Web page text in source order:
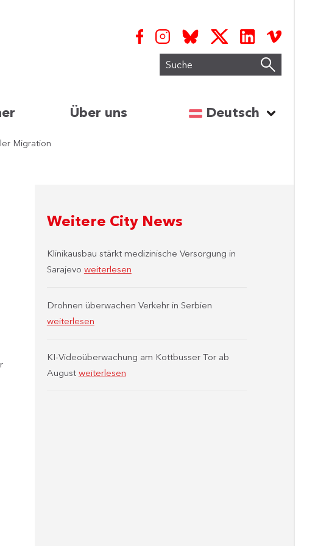
Suche
Über uns Sprache
Deutsch
Migration
Weitere City News
Klinikausbau stärkt medizinische Versorgung in
Sarajevo weiterlesen
Drohnen überwachen Verkehr in Serbien
weiterlesen
KI-Videoüberwachung am Kottbusser Tor ab
August weiterlesen